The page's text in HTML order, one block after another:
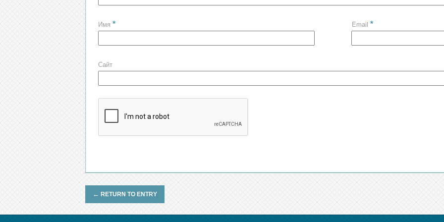
Имя * Email*
Сайт
← RETURN TO ENTRY